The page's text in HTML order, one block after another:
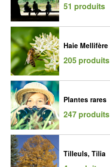
51 produits
Haie Mellifère
205 produits
Plantes rares
247 produits
Tilleuls, Tilia